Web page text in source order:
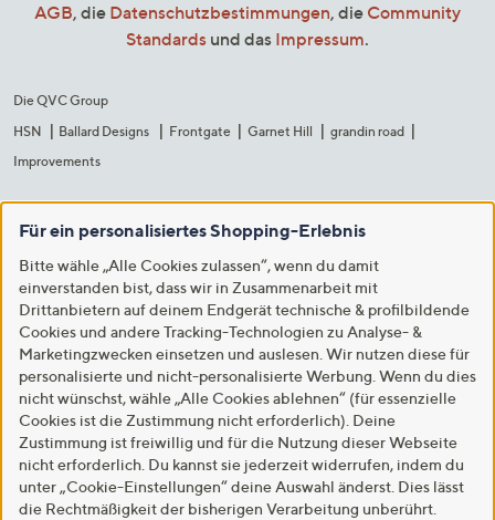
AGB, die Datenschutzbestimmungen, die Community
Standards und das Impressum.
Die QVC Group
HSN
Ballard Designs Frontgate Garnet Hill
grandin road
Improvements
Für ein personalisiertes Shopping-Erlebnis
Bitte wähle „Alle Cookies zulassen“, wenn du damit
einverstanden bist, dass wir in Zusammenarbeit mit
Drittanbietern auf deinem Endgerät technische & profilbildende
Cookies und andere Tracking-Technologien zu Analyse- &
Marketingzwecken einsetzen und auslesen. Wir nutzen diese für
personalisierte und nicht-personalisierte Werbung. Wenn du dies
nicht wünschst, wähle „Alle Cookies ablehnen“ (für essenzielle
Cookies ist die Zustimmung nicht erforderlich). Deine
Zustimmung ist freiwillig und für die Nutzung dieser Webseite
nicht erforderlich. Du kannst sie jederzeit widerrufen, indem du
unter „Cookie-Einstellungen“ deine Auswahl änderst. Dies lässt
die Rechtmäßigkeit der bisherigen Verarbeitung unberührt.